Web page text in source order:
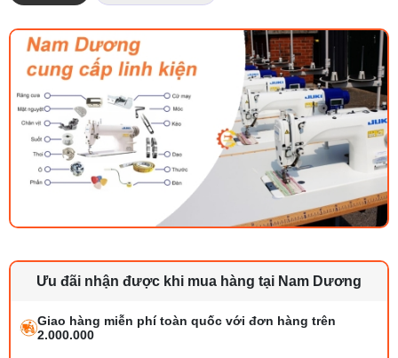
Ưu đãi nhận được khi mua hàng tại Nam Dương
Giao hàng miễn phí toàn quốc với đơn hàng trên
2.000.000